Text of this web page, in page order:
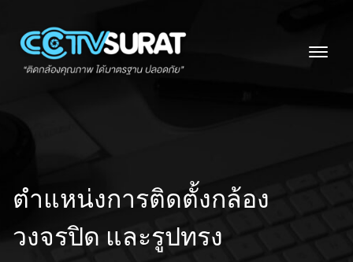
content
ตำแหน่งการติดตั้งกล้อง
วงจรปิด และรูปทรง